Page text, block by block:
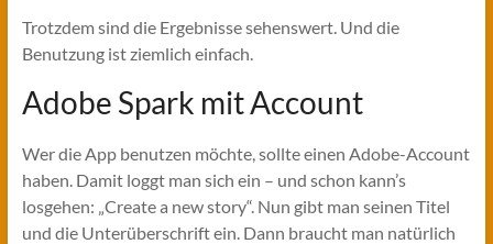
Trotzdem sind die Ergebnisse sehenswert. Und die
Benutzung ist ziemlich einfach.
Adobe Spark mit Account
Wer die App benutzen möchte, sollte einen Adobe-Account
haben. Damit loggt man sich ein – und schon kann’s
losgehen: „Create a new story“. Nun gibt man seinen Titel
und die Unterüberschrift ein. Dann braucht man natürlich